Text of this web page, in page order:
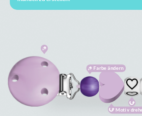
Schlüsselanhänger
Galerie
Warenkorb
Motiv
Farbe ändern